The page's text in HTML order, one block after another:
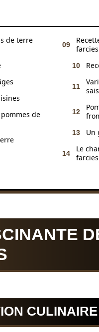
de terre
de
farcies
Un
Le
farcies
CULINAIRE